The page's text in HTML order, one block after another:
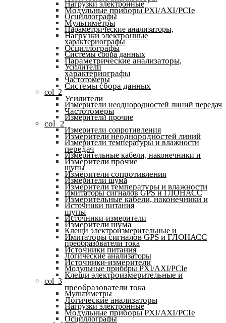
Нагрузки электронные
Осциллографы
Параметрические анализаторы,
характериографы
Системы сбора данных
Усилители
Частотомеры
col_2
Измерители неоднородностей линий передач
Измерители прочие
Измерители сопротивления
Измерители температуры и влажности
Измерительные кабели, наконечники и
щупы
Измерители шума
Имитаторы сигналов GPS и ГЛОНАСС
Источники питания
Источники-измерители
Клещи электроизмерительные и
преобразователи тока
Логические анализаторы
Модульные приборы PXI/AXI/PCIe
col_3
Мультиметры
Нагрузки электронные
Осциллографы
Модульные приборы PXI/AXI/PCIe
Мультиметры
Нагрузки электронные
Осциллографы
Параметрические анализаторы,
характериографы
Системы сбора данных
Усилители
Частотомеры
col_2
Измерители неоднородностей линий
передач
Измерители прочие
Измерители сопротивления
Измерители температуры и влажности
Измерительные кабели, наконечники и
щупы
Измерители шума
Имитаторы сигналов GPS и ГЛОНАСС
Источники питания
Источники-измерители
Клещи электроизмерительные и
преобразователи тока
Логические анализаторы
Модульные приборы PXI/AXI/PCIe